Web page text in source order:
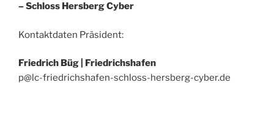
– Schloss Hersberg Cyber
Kontaktdaten Präsident:
Friedrich Büg | Friedrichshafen
p@lc-friedrichshafen-schloss-hersberg-cyber.de